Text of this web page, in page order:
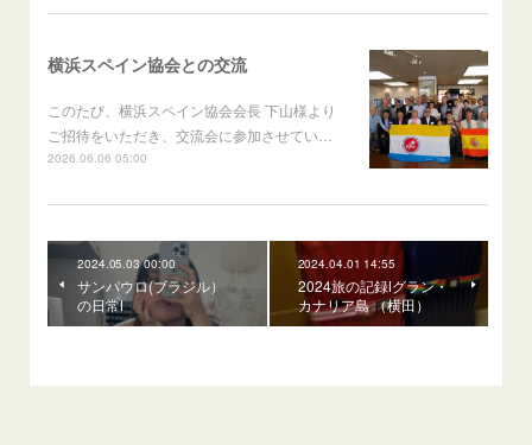
横浜スペイン協会との交流
このたび、横浜スペイン協会会長 下山様より
ご招待をいただき、交流会に参加させてい…
2026.06.06 05:00
2024.05.03 00:00
サンパウロ(ブラジル）
の日常Ⅰ
2024.04.01 14:55
2024旅の記録Ⅰグラン・
カナリア島 （横田）